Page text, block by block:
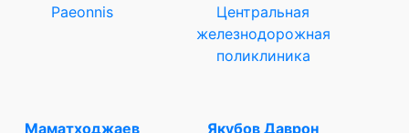
Paeonnis
Центральная
железнодорожная
поликлиника
Маматходжаев Якубов Даврон